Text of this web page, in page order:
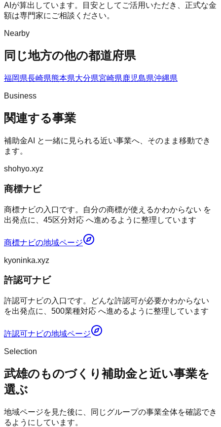
AIが算出しています。目安としてご活用いただき、正式な金
額は専門家にご相談ください。
Nearby
同じ地方の他の都道府県
福岡県長崎県熊本県大分県宮崎県鹿児島県沖縄県
Business
関連する事業
補助金AI
と一緒に見られる近い事業へ、そのまま移動でき
ます。
shohyo.xyz
商標ナビ
商標ナビの入口です。自分の商標が使えるかわからない を
出発点に、45区分対応 へ進めるように整理しています
商標ナビの地域ページ
kyoninka.xyz
許認可ナビ
許認可ナビの入口です。どんな許認可が必要かわからない
を出発点に、500業種対応 へ進めるように整理しています
許認可ナビの地域ページ
Selection
武雄のものづくり補助金と近い事業を
選ぶ
地域ページを見た後に、同じグループの事業全体を確認でき
るようにしています。